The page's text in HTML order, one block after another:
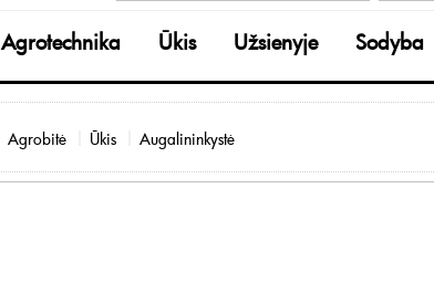
Agrotechnika Ūkis Užsienyje Sodyba
Agrobitė Ūkis Augalininkystė